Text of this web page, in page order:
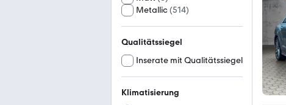
Metallic(514)
Qualitätssiegel
Inserate mit Qualitätssiegel
Klimatisierung